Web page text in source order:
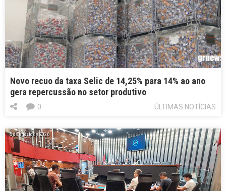
Novo recuo da taxa Selic de 14,25% para 14% ao ano
gera repercussão no setor produtivo
ÚLTIMAS NOTÍCIAS
0
5 de agosto de 2026